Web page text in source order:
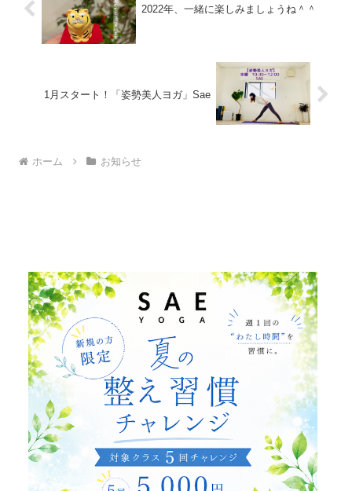
2022年、一緒に楽しみましょうね＾＾
1月スタート！「姿勢美人ヨガ」Sae
ホーム お知らせ